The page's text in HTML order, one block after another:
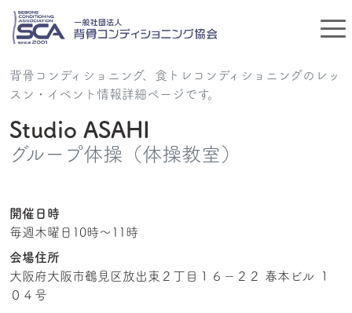
背骨コンディショニング、食トレコンディショニングのレッ
スン・イベント情報詳細ページです。
Studio ASAHI
グループ体操（体操教室）
開催日時
毎週木曜日10時～11時
会場住所
大阪府大阪市鶴見区放出東２丁目１６−２２ 春本ビル １
０４号